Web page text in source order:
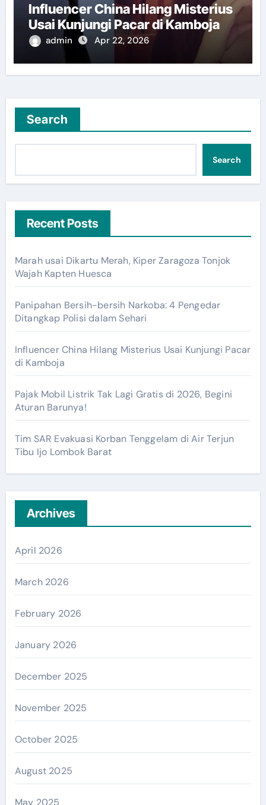
Influencer China Hilang Misterius
Usai Kunjungi Pacar di Kamboja
admin Apr 22, 2026
Search
Search
Recent Posts
Marah usai Dikartu Merah, Kiper Zaragoza Tonjok
Wajah Kapten Huesca
Panipahan Bersih-bersih Narkoba: 4 Pengedar
Ditangkap Polisi dalam Sehari
Influencer China Hilang Misterius Usai Kunjungi Pacar
di Kamboja
Pajak Mobil Listrik Tak Lagi Gratis di 2026, Begini
Aturan Barunya!
Tim SAR Evakuasi Korban Tenggelam di Air Terjun
Tibu Ijo Lombok Barat
Archives
April 2026
March 2026
February 2026
January 2026
December 2025
November 2025
October 2025
August 2025
May 2025